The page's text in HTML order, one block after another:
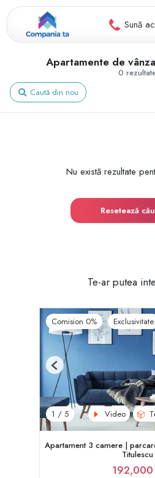
Sună
0
Apartamente de
Caută din nou
Nu există rezultate
Resetează
Te-ar putea
Comision 0% Exclusivitate
1 / 5 Video
Previous
Apartament 3 camere |
Titulescu